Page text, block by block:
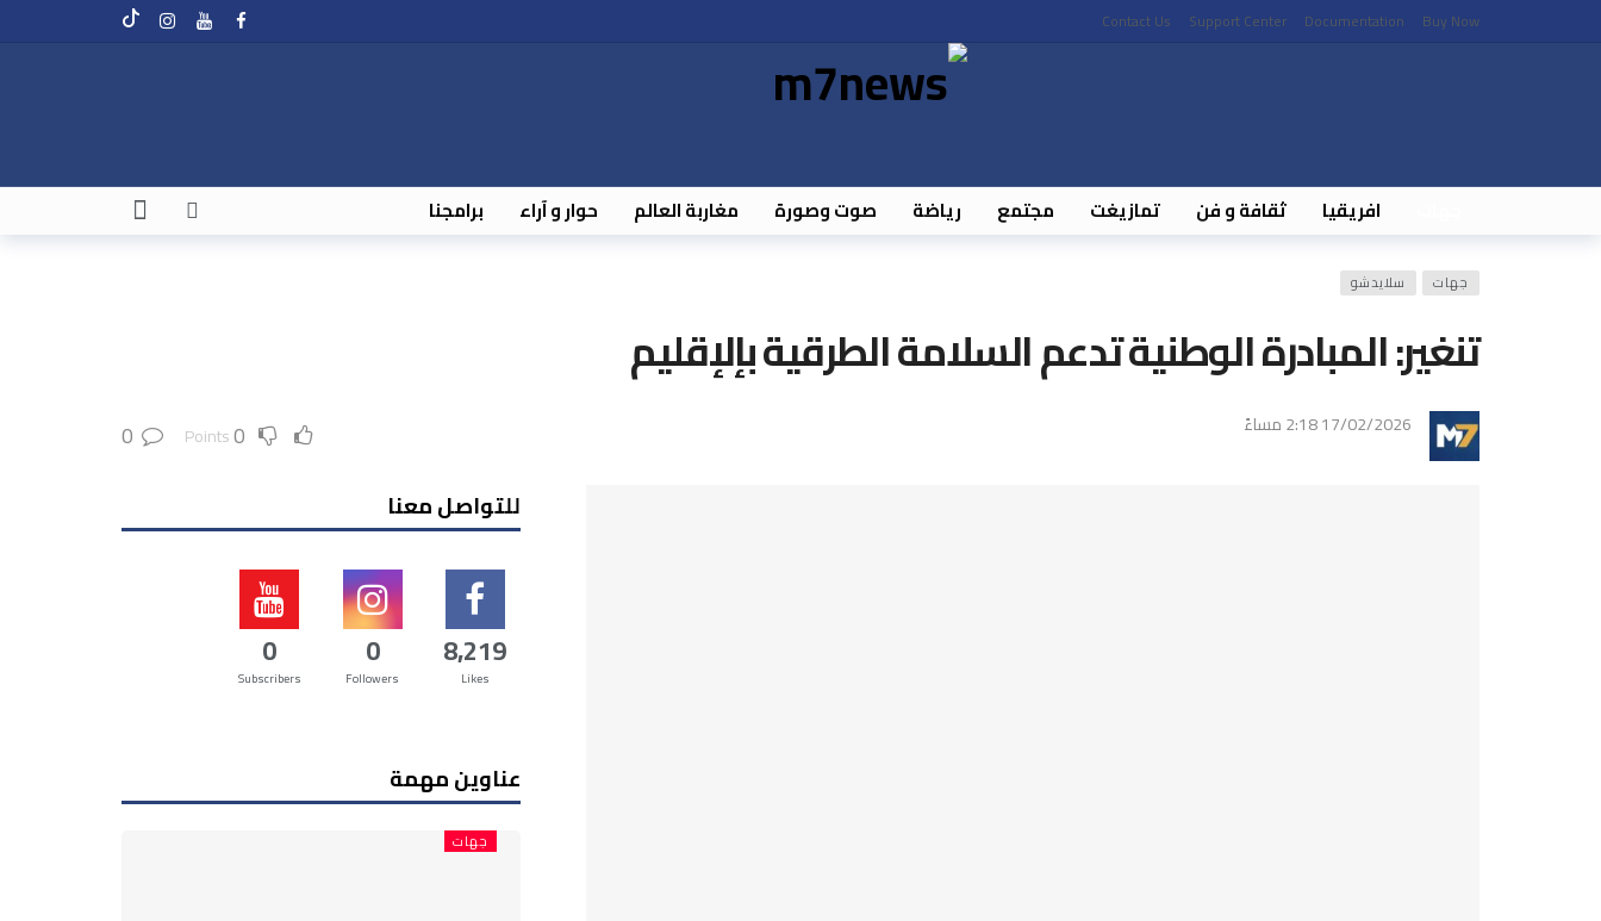
Buy Now
Documentation
Support Center
Contact Us
افريقيا ثقافة و فن تمازيغت مجتمع رياضة صوت وصورة مغاربة العالم حوار و آراء برامجنا
جهات سلايدشو
تنغير: المبادرة الوطنية تدعم السلامة الطرقية بإلإقليم
17/02/2026 2:18 مساءً 0
Points
0
للتواصل معنا
8,219
Likes
0
Followers
0
Subscribers
عناوين مهمة
جهات